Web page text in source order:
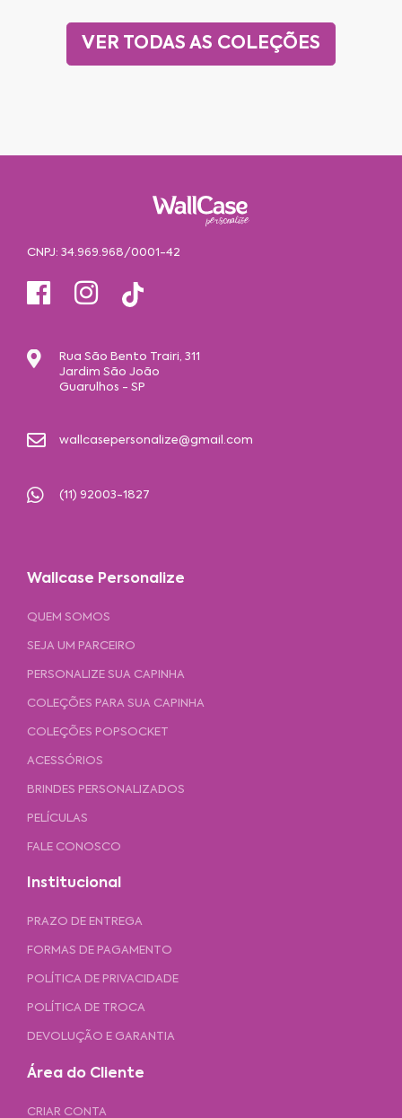
VER TODAS AS COLEÇÕES
CNPJ: 34.969.968/0001-42
Rua São Bento Trairi, 311
Jardim São João
Guarulhos - SP
wallcasepersonalize@gmail.com
(11) 92003-1827
Wallcase Personalize
QUEM SOMOS
SEJA UM PARCEIRO
PERSONALIZE SUA CAPINHA
COLEÇÕES PARA SUA CAPINHA
COLEÇÕES POPSOCKET
ACESSÓRIOS
BRINDES PERSONALIZADOS
PELÍCULAS
FALE CONOSCO
Institucional
PRAZO DE ENTREGA
FORMAS DE PAGAMENTO
POLÍTICA DE PRIVACIDADE
POLÍTICA DE TROCA
DEVOLUÇÃO E GARANTIA
Área do Cliente
CRIAR CONTA